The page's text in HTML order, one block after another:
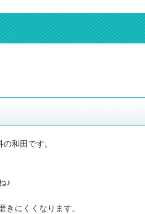
和田です。
♪
にくくなります。